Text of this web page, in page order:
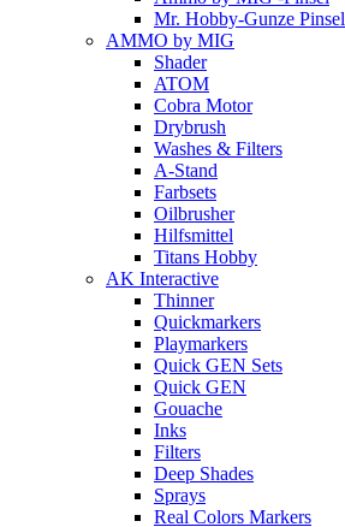
Mr. Hobby-Gunze Pinsel
AMMO by MIG
Shader
ATOM
Cobra Motor
Drybrush
Washes & Filters
A-Stand
Farbsets
Oilbrusher
Hilfsmittel
Titans Hobby
AK Interactive
Thinner
Quickmarkers
Playmarkers
Quick GEN Sets
Quick GEN
Gouache
Inks
Filters
Deep Shades
Sprays
Real Colors Markers